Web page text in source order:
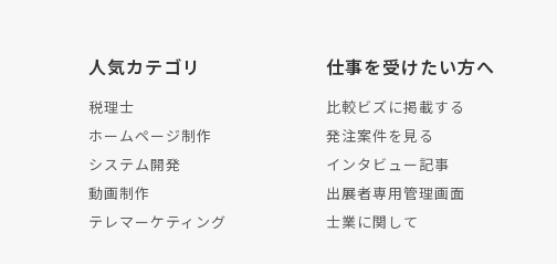
人気カテゴリ
税理士
ホームページ制作
システム開発
動画制作
テレマーケティング
仕事を受けたい方へ
比較ビズに掲載する
発注案件を見る
インタビュー記事
出展者専用管理画面
士業に関して